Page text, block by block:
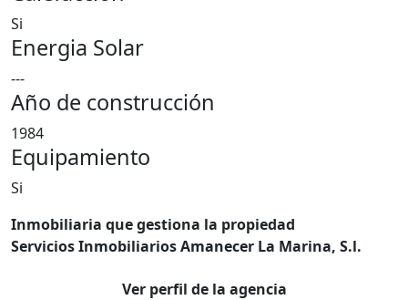
Si
Energia Solar
---
Año de construcción
1984
Equipamiento
Si
Inmobiliaria que gestiona la propiedad
Servicios Inmobiliarios Amanecer La Marina, S.l.
Ver perfil de la agencia